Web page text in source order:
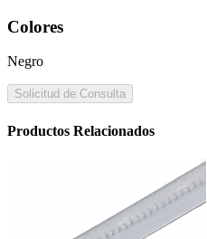
Colores
Negro
Solicitud de Consulta
Productos Relacionados